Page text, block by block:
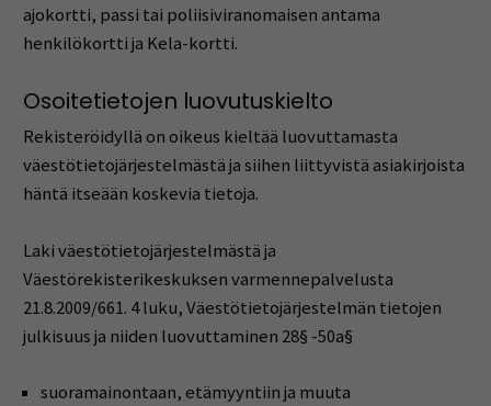
ajokortti, passi tai poliisiviranomaisen antama
henkilökortti ja Kela-kortti.
Osoitetietojen luovutuskielto
Rekisteröidyllä on oikeus kieltää luovuttamasta
väestötietojärjestelmästä ja siihen liittyvistä asiakirjoista
häntä itseään koskevia tietoja.
Laki väestötietojärjestelmästä ja
Väestörekisterikeskuksen varmennepalvelusta
21.8.2009/661. 4 luku, Väestötietojärjestelmän tietojen
julkisuus ja niiden luovuttaminen 28§ -50a§
suoramainontaan, etämyyntiin ja muuta